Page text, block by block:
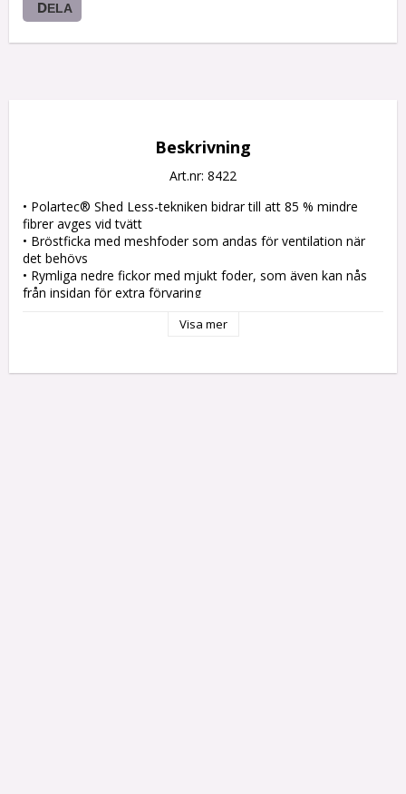
DELA
Beskrivning
Art.nr: 8422
• Polartec® Shed Less-tekniken bidrar till att 85 % mindre
fibrer avges vid tvätt
• Bröstficka med meshfoder som andas för ventilation när
det behövs
• Rymliga nedre fickor med mjukt foder, som även kan nås
från insidan för extra förvaring
• Skyddande knappslå och skönt foder för komfort
Material:
Visa mer